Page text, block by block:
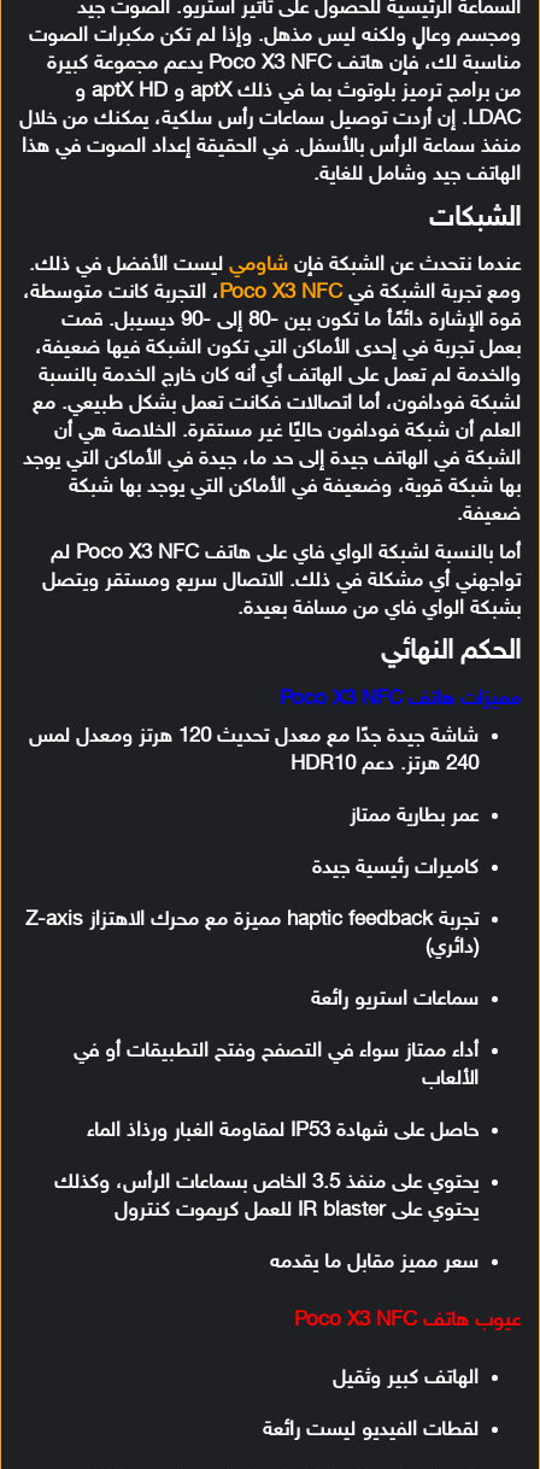
السماعة الرئيسية للحصول على تأثير استريو. الصوت جيد
ومجسم وعالٍ ولكنه ليس مذهل. وإذا لم تكن مكبرات الصوت
مناسبة لك، فإن هاتف Poco X3 NFC يدعم مجموعة كبيرة
من برامج ترميز بلوتوث بما في ذلك aptX و aptX HD و
LDAC. إن أردت توصيل سماعات رأس سلكية، يمكنك من خلال
منفذ سماعة الرأس بالأسفل. في الحقيقة إعداد الصوت في هذا
الهاتف جيد وشامل للغاية.
الشبكات
عندما نتحدث عن الشبكة فإن شاومي ليست الأفضل في ذلك.
ومع تجربة الشبكة فيPoco X3 NFC، التجربة كانت متوسطة،
قوة الإشارة دائمًأ ما تكون بين -80 إلى -90 ديسيبل. قمت
بعمل تجربة في إحدى الأماكن التي تكون الشبكة فيها ضعيفة،
والخدمة لم تعمل على الهاتف أي أنه كان خارج الخدمة بالنسبة
لشبكة فودافون، أما اتصالات فكانت تعمل بشكل طبيعي. مع
العلم أن شبكة فودافون حاليًا غير مستقرة. الخلاصة هي أن
الشبكة في الهاتف جيدة إلى حد ما، جيدة في الأماكن التي يوجد
بها شبكة قوية، وضعيفة في الأماكن التي يوجد بها شبكة
ضعيفة.
أما بالنسبة لشبكة الواي فاي على هاتف Poco X3 NFC لم
تواجهني أي مشكلة في ذلك. الاتصال سريع ومستقر ويتصل
بشبكة الواي فاي من مسافة بعيدة.
الحكم النهائي
مميزات هاتف Poco X3 NFC
شاشة جيدة جدًا مع معدل تحديث 120 هرتز ومعدل لمس
240 هرتز. دعم HDR10
عمر بطارية ممتاز
كاميرات رئيسية جيدة
تجربة haptic feedback مميزة مع محرك الاهتزاز Z-axis
(دائري)
سماعات استريو رائعة
أداء ممتاز سواء في التصفح وفتح التطبيقات أو في
الألعاب
حاصل على شهادة IP53 لمقاومة الغبار ورذاذ الماء
يحتوي على منفذ 3.5 الخاص بسماعات الرأس، وكذلك
يحتوي على IR blaster للعمل كريموت كنترول
سعر مميز مقابل ما يقدمه
عيوب هاتف Poco X3 NFC
الهاتف كبير وثقيل
لقطات الفيديو ليست رائعة